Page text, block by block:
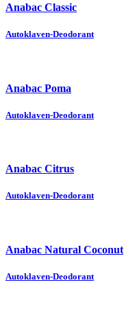
Anabac Classic
Autoklaven-Deodorant
Anabac Poma
Autoklaven-Deodorant
Anabac Citrus
Autoklaven-Deodorant
Anabac Natural Coconut
Autoklaven-Deodorant